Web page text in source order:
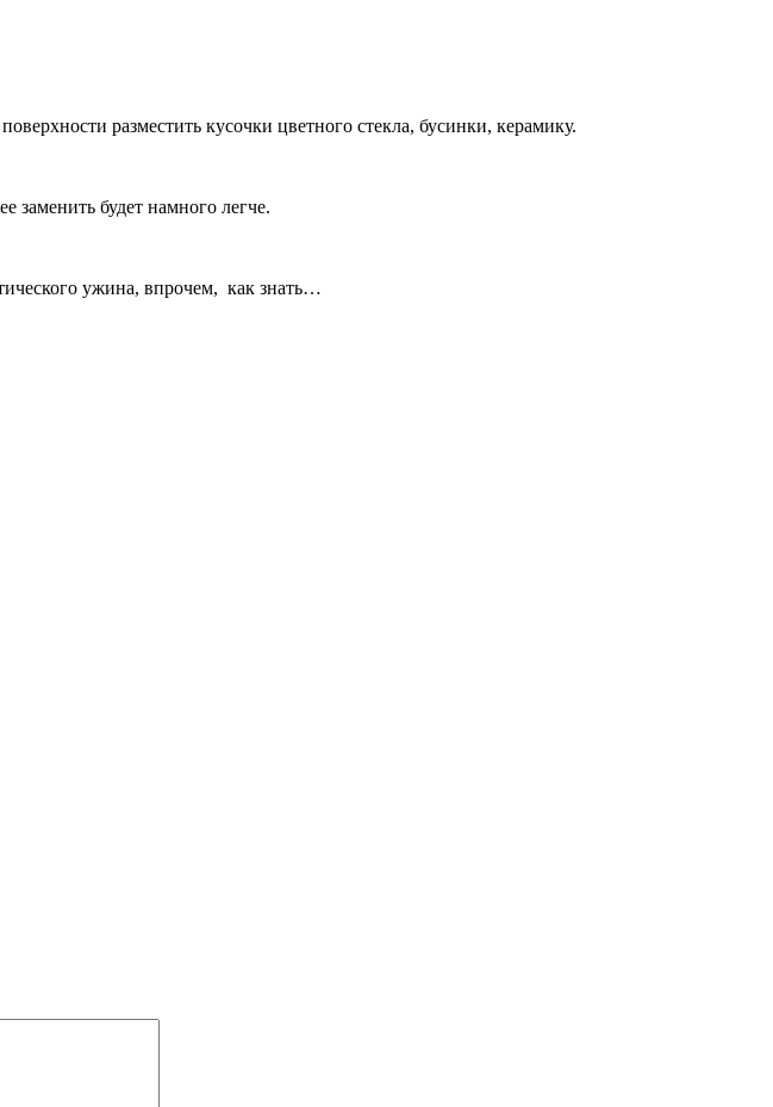
разместить кусочки цветного стекла, бусинки, керамику.
заменить будет намного легче.
ужина, впрочем, как знать…